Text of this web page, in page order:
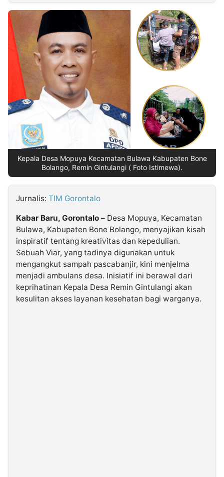
INDONESIA
Partner
Insight
Suara
Time
Lens
Daily
Jogja
Jalan
Rakyat
Idealita
News
Kita
Notice
Dinamikapost.com
Radar
Seedbacklink
Follow
Kabarbaru
Kabarbaru.co
2026
Kabarbaru
Kepala Desa Mopuya Kecamatan Bulawa Kabupaten Bone
Bolango, Remin Gintulangi ( Foto Istimewa).
Jurnalis: TIM Gorontalo
Kabar Baru, Gorontalo – Desa Mopuya, Kecamatan
Bulawa, Kabupaten Bone Bolango, menyajikan kisah
inspiratif tentang kreativitas dan kepedulian.
Sebuah Viar, yang tadinya digunakan untuk
mengangkut sampah pascabanjir, kini menjelma
menjadi ambulans desa. Inisiatif ini berawal dari
keprihatinan Kepala Desa Remin Gintulangi akan
kesulitan akses layanan kesehatan bagi warganya.